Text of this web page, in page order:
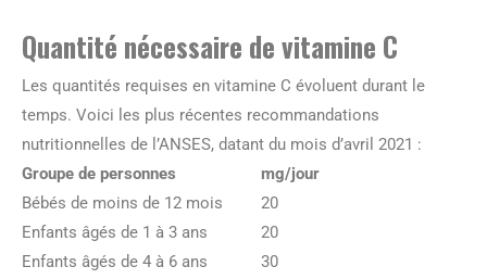
Quantité nécessaire de vitamine C
Les quantités requises en vitamine C évoluent durant le
temps. Voici les plus récentes recommandations
nutritionnelles de l’ANSES, datant du mois d’avril 2021 :
Groupe de personnes
mg/jour
Bébés de moins de 12 mois
20
Enfants âgés de 1 à 3 ans
20
Enfants âgés de 4 à 6 ans
30